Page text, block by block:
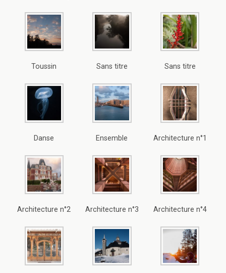
Toussin Sans titre Sans titre
Danse Ensemble Architecture n°1
Architecture n°2 Architecture n°3 Architecture n°4